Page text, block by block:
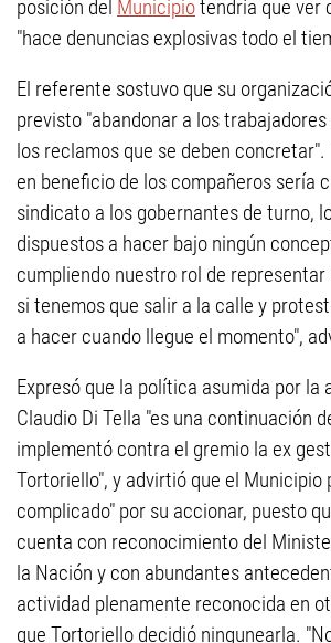
posición del Municipiotendría que ver
"hace denuncias explosivas todo el
El referente sostuvo que su
previsto "abandonar a los
los reclamos que se deben
en beneficio de los compañeros sería
sindicato a los gobernantes de turno,
dispuestos a hacer bajo ningún
cumpliendo nuestro rol de representar
si tenemos que salir a la calle y
a hacer cuando llegue el momento",
Expresó que la política asumida por la
Claudio Di Tella "es una continuación
implementó contra el gremio la ex
Tortoriello", y advirtió que el Municipio
complicado" por su accionar, puesto
cuenta con reconocimiento del
la Nación y con abundantes
actividad plenamente reconocida en
que Tortoriello decidió ningunearla.